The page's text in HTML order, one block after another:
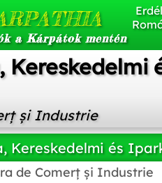
a Kárpátok mentén
și Industrie
Kereskedelmi és
de Comerț și Industrie
,CC BY-SA 3.0, via Wikimedia